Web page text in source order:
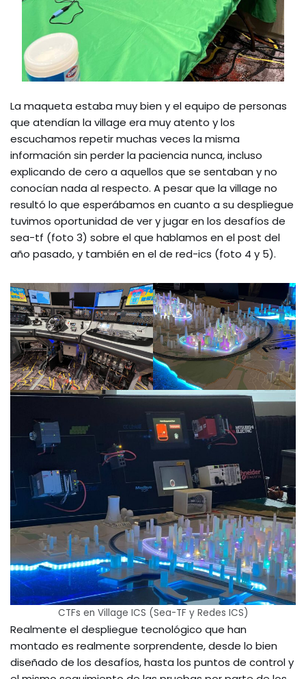
La maqueta estaba muy bien y el equipo de personas
que atendían la village era muy atento y los
escuchamos repetir muchas veces la misma
información sin perder la paciencia nunca, incluso
explicando de cero a aquellos que se sentaban y no
conocían nada al respecto. A pesar que la village no
resultó lo que esperábamos en cuanto a su despliegue
tuvimos oportunidad de ver y jugar en los desafíos de
sea-tf (foto 3) sobre el que hablamos en el post del
año pasado, y también en el de red-ics (foto 4 y 5).
CTFs en Village ICS (Sea-TF y Redes ICS)
Realmente el despliegue tecnológico que han
montado es realmente sorprendente, desde lo bien
diseñado de los desafíos, hasta los puntos de control y